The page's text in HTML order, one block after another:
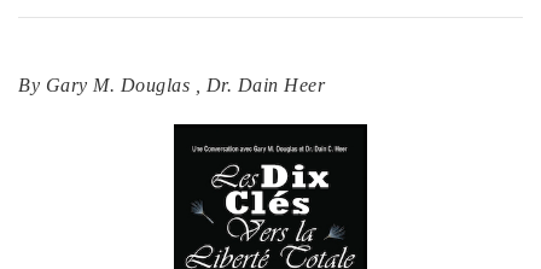
ACCESSORIES
By Gary M. Douglas Dr. Dain Heer